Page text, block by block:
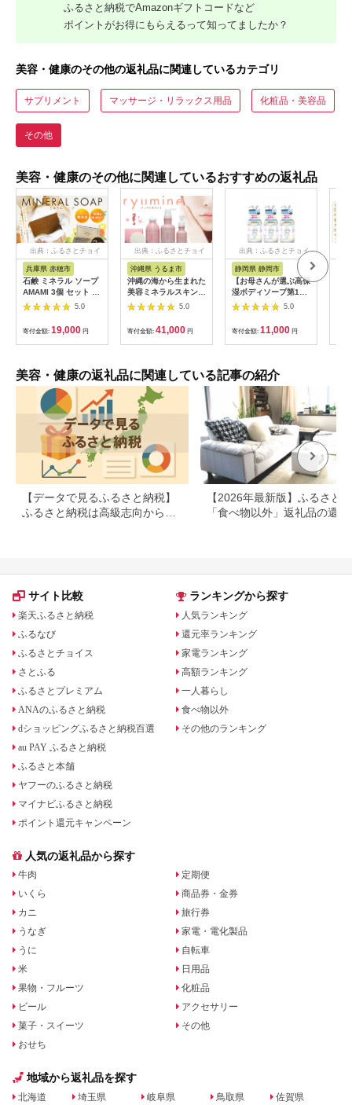
ふるさと納税でAmazonギフトコードなど
ポイントがお得にもらえるって知ってましたか？
美容・健康のその他の返礼品に関連しているカテゴリ
サプリメント マッサージ・リラックス用品 化粧品・美容品
その他
美容・健康のその他に関連しているおすすめの返礼品
出典：ふるさとチョイ
兵庫県 赤穂市
石鹸 ミネラル ソープ
AMAMI 3個 セット 石
鹸 パラペン無添加
5.0
寄付金額: 19,000 円
出典：ふるさとチョイ
沖縄県 うるま市
沖縄の海から生まれた
美容ミネラルスキンケ
ア「リュウミネセッ
5.0
寄付金額: 41,000 円
出典：ふるさとチョイ
静岡県 静岡市
【お母さんが選ぶ高保
湿ボディソープ第1
位】ロリー＆アリー
ナチュラルボディソー
プ 泡タイプ 500ml×3
本セット■
5.0
寄付金額: 11,000 円
美容・健康の返礼品に関連している記事の紹介
【データで見るふるさと納税】
ふるさと納税は高級志向から節
【2026年最新版】ふるさと
「食べ物以外」返礼品の還
サイト比較
楽天ふるさと納税
ふるなび
ふるさとチョイス
さとふる
ふるさとプレミアム
ANAのふるさと納税
dショッピングふるさと納税百選
au PAY ふるさと納税
ふるさと本舗
ヤフーのふるさと納税
マイナビふるさと納税
ポイント還元キャンペーン
ランキングから探す
人気ランキング
還元率ランキング
家電ランキング
高額ランキング
一人暮らし
食べ物以外
その他のランキング
人気の返礼品から探す
牛肉
いくら
カニ
うなぎ
うに
米
果物・フルーツ
ビール
菓子・スイーツ
おせち
定期便
商品券・金券
旅行券
家電・電化製品
自転車
日用品
化粧品
アクセサリー
その他
地域から返礼品を探す
北海道 埼玉県 岐阜県 鳥取県 佐賀県